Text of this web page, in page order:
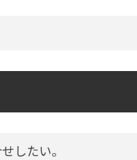
したい。